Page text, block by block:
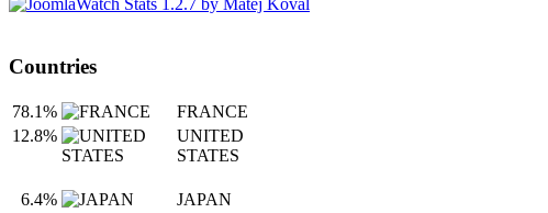
Countries
78.1%
FRANCE
12.8%
UNITED
STATES
6.4%
JAPAN